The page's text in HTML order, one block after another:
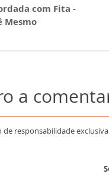
com Fita -
Mesmo
a
de responsabilidade